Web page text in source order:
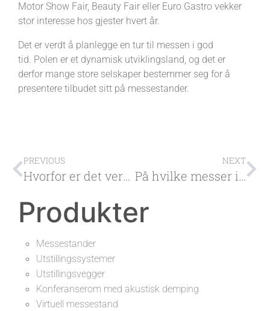
Motor Show Fair, Beauty Fair eller Euro Gastro vekker
stor interesse hos gjester hvert år.
Det er verdt å planlegge en tur til messen i god
tid. Polen er et dynamisk utviklingsland, og det er
derfor mange store selskaper bestemmer seg for å
presentere tilbudet sitt på messestander.
PREVIOUS
Hvorfor er det verdt å bruke tjenestene til et utstillingsselskap som designer messestander?
NEXT
På hvilke messer i Polen er det verdt å sette opp stand?
Produkter
Messestander
Utstillingssystemer
Utstillingsvegger
Konferanserom med akustisk demping
Virtuell messestand